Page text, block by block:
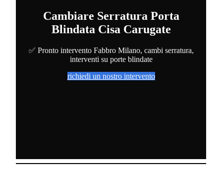
Cambiare Serratura Porta
Blindata Cisa Carugate
✅ Pronto intervento Fabbro Milano, cambi serratura,
interventi su porte blindate
richiedi un nostro intervento